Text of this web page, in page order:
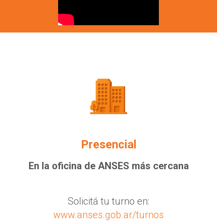
Presencial
En la oficina de ANSES más cercana
Solicitá tu turno en:
www.anses.gob.ar/turnos